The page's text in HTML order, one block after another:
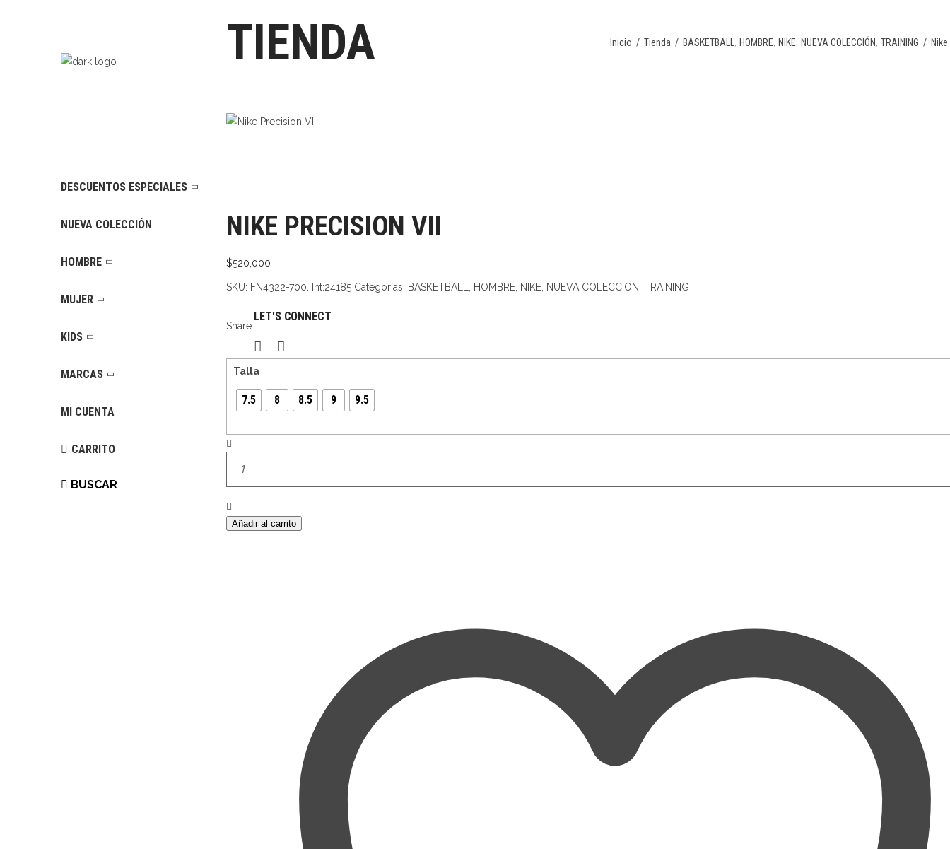
DESCUENTOS ESPECIALES
NUEVA COLECCIÓN
HOMBRE
MUJER
KIDS
MARCAS
MI CUENTA
CARRITO
BUSCAR
TIENDA Inicio / Tienda / BASKETBALL HOMBRE NIKE NUEVA COLECCIÓN TRAINING /
NIKE PRECISION VII
$520,000
SKU: FN4322-700. Int:24185 Categorías: BASKETBALL HOMBRE NIKE NUEVA COLECCIÓN TRAINING
Share:
LET'S CONNECT
Talla
7.5 8 8.5 9 9.5
Cantidad
Añadir al carrito